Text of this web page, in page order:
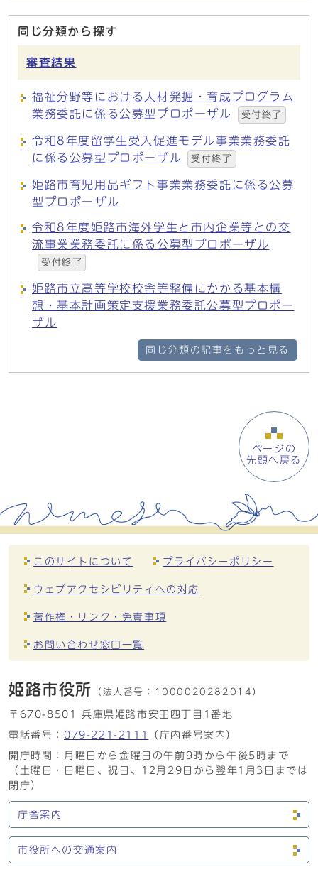
同じ分類から探す
審査結果
福祉分野等における人材発掘・育成プログラム
業務委託に係る公募型プロポーザル
受付終了
令和8年度留学生受入促進モデル事業業務委託
に係る公募型プロポーザル
受付終了
姫路市育児用品ギフト事業業務委託に係る公募
型プロポーザル
令和8年度姫路市海外学生と市内企業等との交
流事業業務委託に係る公募型プロポーザル
受付終了
姫路市立高等学校校舎等整備にかかる基本構
想・基本計画策定支援業務委託公募型プロポー
ザル
同じ分類の記事をもっと見る
ページの
先頭へ戻る
このサイトについて プライバシーポリシー
ウェブアクセシビリティへの対応
著作権・リンク・免責事項
お問い合わせ窓口一覧
姫路市役所 （法人番号： 1000020282014）
〒670-8501 兵庫県姫路市安田四丁目1番地
電話番号： 079-221-2111
（庁内番号案内）
開庁時間：月曜日から金曜日の午前9時から午後5時まで
（土曜日・日曜日、祝日、12月29日から翌年1月3日までは
閉庁）
庁舎案内
市役所への交通案内